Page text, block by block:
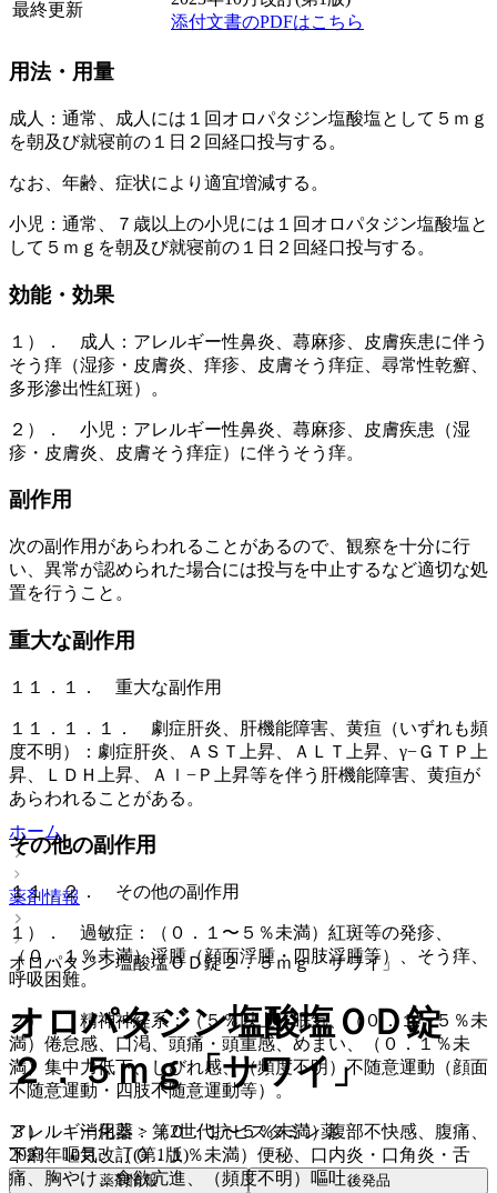
最終更新
添付文書のPDFはこちら
用法・用量
成人：通常、成人には１回オロパタジン塩酸塩として５ｍｇ
を朝及び就寝前の１日２回経口投与する。
なお、年齢、症状により適宜増減する。
小児：通常、７歳以上の小児には１回オロパタジン塩酸塩と
して５ｍｇを朝及び就寝前の１日２回経口投与する。
効能・効果
１）． 成人：アレルギー性鼻炎、蕁麻疹、皮膚疾患に伴う
そう痒（湿疹・皮膚炎、痒疹、皮膚そう痒症、尋常性乾癬、
多形滲出性紅斑）。
２）． 小児：アレルギー性鼻炎、蕁麻疹、皮膚疾患（湿
疹・皮膚炎、皮膚そう痒症）に伴うそう痒。
副作用
次の副作用があらわれることがあるので、観察を十分に行
い、異常が認められた場合には投与を中止するなど適切な処
置を行うこと。
重大な副作用
１１．１． 重大な副作用
１１．１．１． 劇症肝炎、肝機能障害、黄疸（いずれも頻
度不明）：劇症肝炎、ＡＳＴ上昇、ＡＬＴ上昇、γ−ＧＴＰ上
昇、ＬＤＨ上昇、Ａｌ−Ｐ上昇等を伴う肝機能障害、黄疸が
あらわれることがある。
その他の副作用
１１．２． その他の副作用
１）． 過敏症：（０．１〜５％未満）紅斑等の発疹、
（０．１％未満）浮腫（顔面浮腫・四肢浮腫等）、そう痒、
呼吸困難。
２）． 精神神経系：（５％以上）眠気、（０．１〜５％未
満）倦怠感、口渇、頭痛・頭重感、めまい、（０．１％未
満）集中力低下、しびれ感、（頻度不明）不随意運動（顔面
不随意運動・四肢不随意運動等）。
３）． 消化器：（０．１〜５％未満）腹部不快感、腹痛、
下痢、嘔気、（０．１％未満）便秘、口内炎・口角炎・舌
痛、胸やけ、食欲亢進、（頻度不明）嘔吐。
ホーム
薬剤情報
オロパタジン塩酸塩ＯＤ錠２．５ｍｇ「サワイ」
オロパタジン塩酸塩ＯＤ錠
２．５ｍｇ「サワイ」
アレルギー用薬 > 第2世代抗ヒスタミン薬
2023年10月改訂(第1版)
薬剤情報 後発品